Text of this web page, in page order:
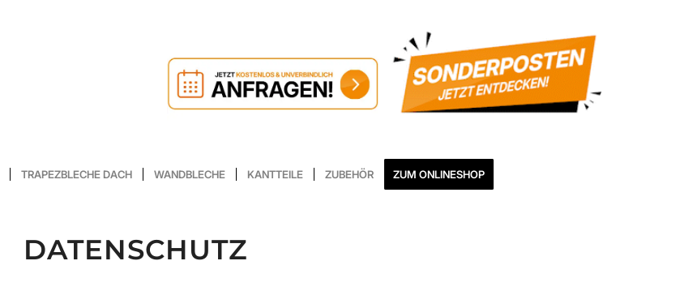
TRAPEZBLECHE DACH WANDBLECHE KANTTEILE ZUBEHÖR ZUM ONLINESHOP
DATENSCHUTZ